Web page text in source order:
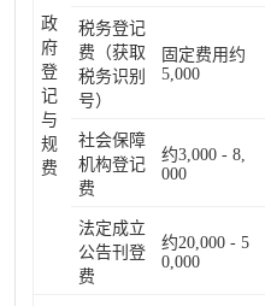
政
府
登
记
与
规
费
税务登记
费（获取
税务识别
号）
固定费用约
5,000
社会保障
机构登记
费
约3,000 - 8,
000
法定成立
公告刊登
费
约20,000 - 5
0,000